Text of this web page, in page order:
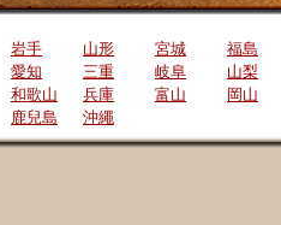
岩手 山形 宮城
福島
愛知 三重 岐阜
山梨
和歌山 兵庫 富山
岡山
鹿兒島 沖繩